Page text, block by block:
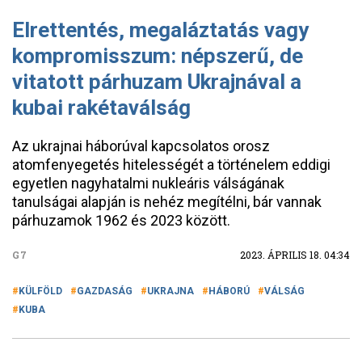
Elrettentés, megaláztatás vagy
kompromisszum: népszerű, de
vitatott párhuzam Ukrajnával a
kubai rakétaválság
Az ukrajnai háborúval kapcsolatos orosz
atomfenyegetés hitelességét a történelem eddigi
egyetlen nagyhatalmi nukleáris válságának
tanulságai alapján is nehéz megítélni, bár vannak
párhuzamok 1962 és 2023 között.
G7 2023. ÁPRILIS 18. 04:34
KÜLFÖLD GAZDASÁG UKRAJNA HÁBORÚ
VÁLSÁG
KUBA